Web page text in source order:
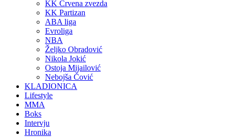
KK Crvena zvezda
KK Partizan
ABA liga
Evroliga
NBA
Željko Obradović
Nikola Jokić
Ostoja Mijailović
Nebojša Čović
KLADIONICA
Lifestyle
MMA
Boks
Intervju
Hronika